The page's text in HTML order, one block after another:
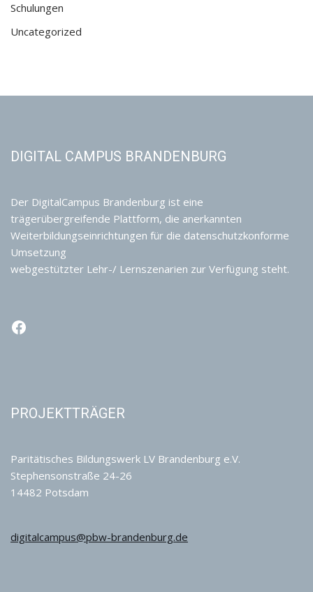
Schulungen
Uncategorized
DIGITAL CAMPUS BRANDENBURG
Der DigitalCampus Brandenburg ist eine
trägerübergreifende Plattform, die anerkannten
Weiterbildungseinrichtungen für die datenschutzkonforme
Umsetzung
webgestützter Lehr-/ Lernszenarien zur Verfügung steht.
PROJEKTTRÄGER
Paritätisches Bildungswerk LV Brandenburg e.V.
Stephensonstraße 24-26
14482 Potsdam
digitalcampus@pbw-brandenburg.de